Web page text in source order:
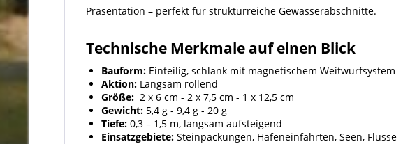
Präsentation – perfekt für strukturreiche Gewässerabschnitte.
Technische Merkmale auf einen Blick
Bauform: Einteilig, schlank mit magnetischem Weitwurfsystem
Aktion: Langsam rollend
Größe: 2 x 6 cm - 2 x 7,5 cm - 1 x 12,5 cm
Gewicht: 5,4 g - 9,4 g - 20 g
Tiefe: 0,3 – 1,5 m, langsam aufsteigend
Einsatzgebiete: Steinpackungen, Hafeneinfahrten, Seen, Flüsse